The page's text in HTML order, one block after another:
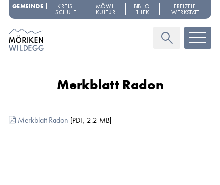
Navigieren in Möriken-Wildegg
Schnellnavigation
GEMEINDE KREIS­
SCHULE
MÖWI­
KULTUR
BIBLIO­
THEK
FREIZEIT­
WERKSTATT
Suche
Merkblatt Radon
Merkblatt Radon [PDF, 2.2 MB]